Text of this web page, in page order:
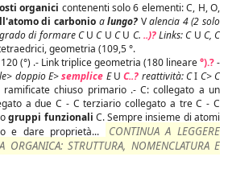
organici contenenti solo 6 elementi: C, H, O,
di carbonio alungo? Valencia 4 (2 solo
di formare CUCU CU C. ..)?Links: CU C, C
geometria (109,5 °.
(°) .- Link triplice geometria (180 lineare°).?-
doppio E>semplice EUC..? reattività: CI C> C
ramificate chiuso primario .- C: collegato a un
a due C - C terziario collegato a tre C - C
gruppi funzionali C. Sempre insieme di atomi
e dare proprietà...
CONTINUA A LEGGERE
STRUTTURA, NOMENCLATURA E